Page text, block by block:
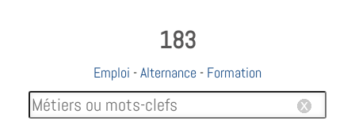
183
Emploi -Alternance - Formation